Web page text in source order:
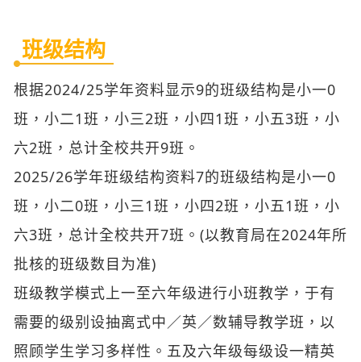
班，小二1班，小三2班，小四1班，小五3班，小
六2班，总计全校共开9班。
2025/26学年班级结构资料7的班级结构是小一0
班，小二0班，小三1班，小四2班，小五1班，小
六3班，总计全校共开7班。(以教育局在2024年所
批核的班级数目为准)
班级教学模式上一至六年级进行小班教学，于有
需要的级别设抽离式中／英／数辅导教学班，以
照顾学生学习多样性。五及六年级每级设一精英
班，以普通话教中文；外籍英语教师与一至三年
级英文科教师进行PLPR/W计划的协作教学。